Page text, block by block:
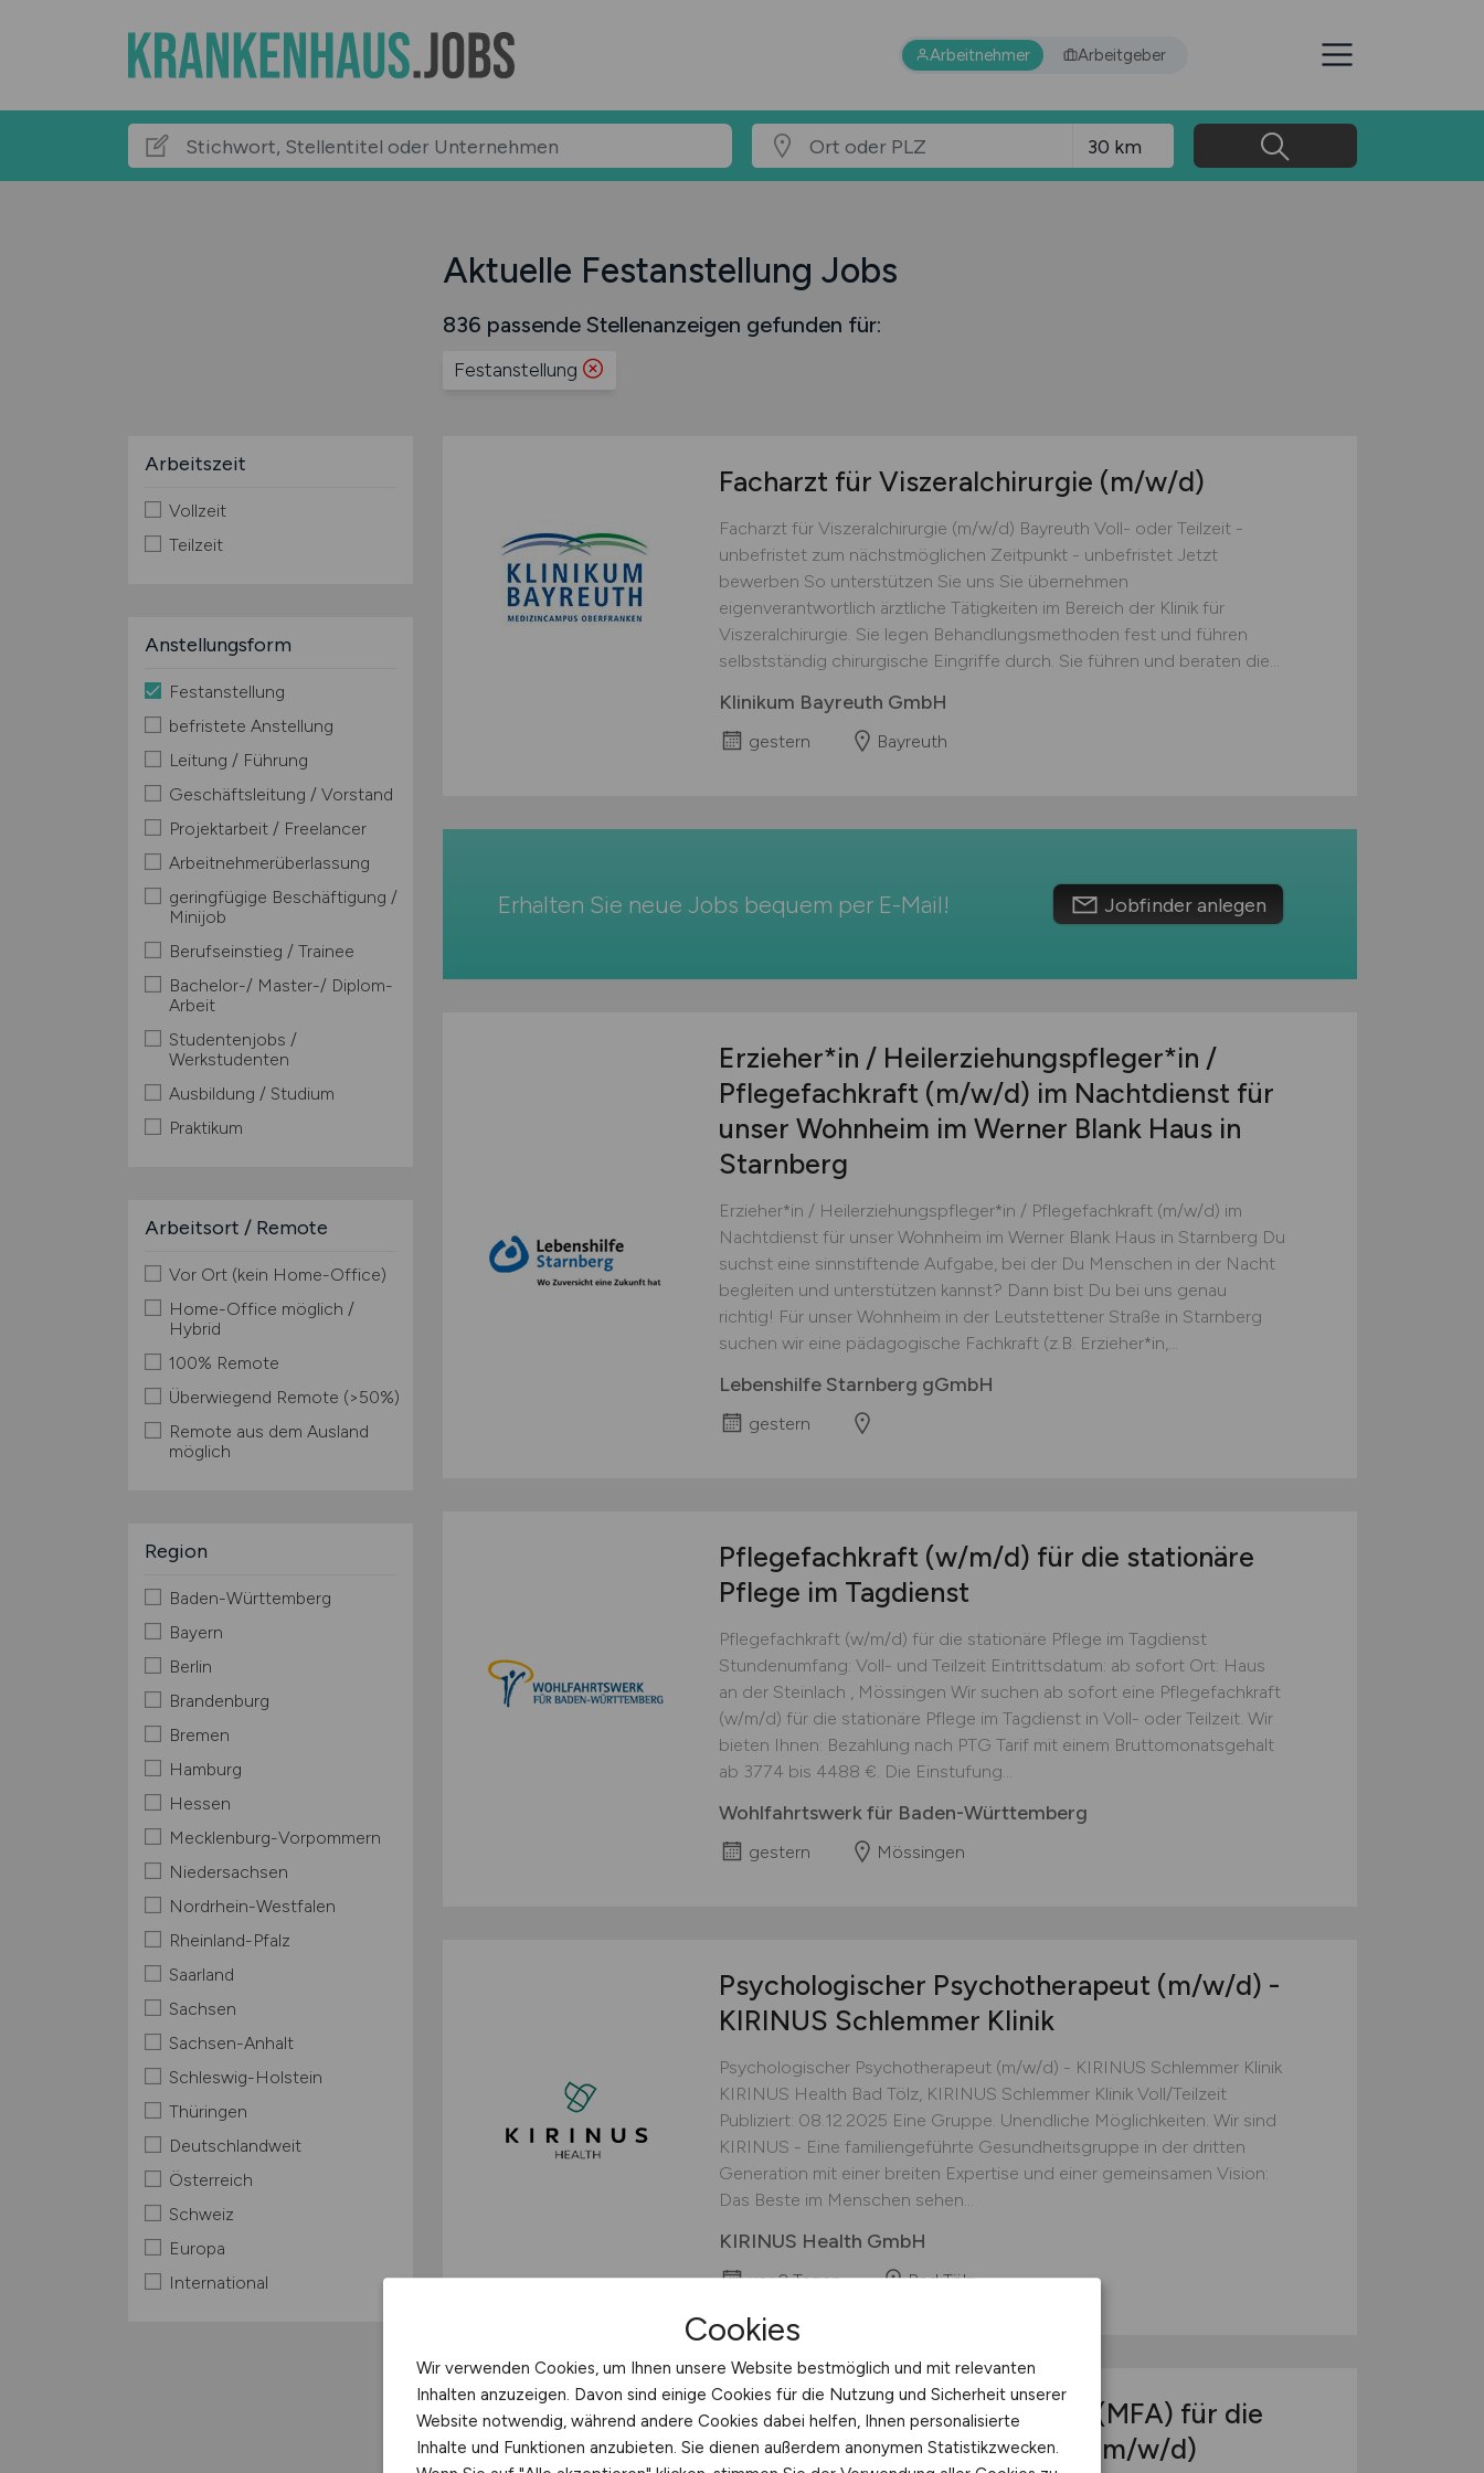
Arbeitnehmer Arbeitgeber
Aktuelle Festanstellung Jobs
836 passende Stellenanzeigen gefunden für:
Festanstellung
Arbeitszeit
Vollzeit
Teilzeit
Anstellungsform
Festanstellung
befristete Anstellung
Leitung / Führung
Geschäftsleitung / Vorstand
Projektarbeit / Freelancer
Arbeitnehmerüberlassung
geringfügige Beschäftigung /
Minijob
Berufseinstieg / Trainee
Bachelor-/ Master-/ Diplom-
Arbeit
Studentenjobs /
Werkstudenten
Ausbildung / Studium
Praktikum
Arbeitsort / Remote
Vor Ort (kein Home-Office)
Home-Office möglich /
Hybrid
100% Remote
Überwiegend Remote (>50%)
Remote aus dem Ausland
möglich
Region
Baden-Württemberg
Bayern
Berlin
Brandenburg
Bremen
Hamburg
Hessen
Mecklenburg-Vorpommern
Niedersachsen
Nordrhein-Westfalen
Rheinland-Pfalz
Saarland
Sachsen
Sachsen-Anhalt
Schleswig-Holstein
Thüringen
Deutschlandweit
Österreich
Schweiz
Europa
International
Facharzt für Viszeralchirurgie (m/w/d)
Facharzt für Viszeralchirurgie (m/w/d) Bayreuth Voll- oder Teilzeit -
unbefristet zum nächstmöglichen Zeitpunkt - unbefristet Jetzt
bewerben So unterstützen Sie uns Sie übernehmen
eigenverantwortlich ärztliche Tätigkeiten im Bereich der Klinik für
Viszeralchirurgie. Sie legen Behandlungsmethoden fest und führen
selbstständig chirurgische Eingriffe durch. Sie führen und beraten die...
Klinikum Bayreuth GmbH
gestern Bayreuth
Erhalten Sie neue Jobs bequem per E-Mail! Jobfinder anlegen
Erzieher*in / Heilerziehungspfleger*in /
Pflegefachkraft (m/w/d) im Nachtdienst für
unser Wohnheim im Werner Blank Haus in
Starnberg
Erzieher*in / Heilerziehungspfleger*in / Pflegefachkraft (m/w/d) im
Nachtdienst für unser Wohnheim im Werner Blank Haus in Starnberg Du
suchst eine sinnstiftende Aufgabe, bei der Du Menschen in der Nacht
begleiten und unterstützen kannst? Dann bist Du bei uns genau
richtig! Für unser Wohnheim in der Leutstettener Straße in Starnberg
suchen wir eine pädagogische Fachkraft (z.B. Erzieher*in,...
Lebenshilfe Starnberg gGmbH
gestern
Pflegefachkraft (w/m/d) für die stationäre
Pflege im Tagdienst
Pflegefachkraft (w/m/d) für die stationäre Pflege im Tagdienst
Stundenumfang: Voll- und Teilzeit Eintrittsdatum: ab sofort Ort: Haus
an der Steinlach , Mössingen Wir suchen ab sofort eine Pflegefachkraft
(w/m/d) für die stationäre Pflege im Tagdienst in Voll- oder Teilzeit. Wir
bieten Ihnen: Bezahlung nach PTG Tarif mit einem Bruttomonatsgehalt
ab 3774 bis 4488 €. Die Einstufung...
Wohlfahrtswerk für Baden-Württemberg
gestern Mössingen
Psychologischer Psychotherapeut (m/w/d) -
KIRINUS Schlemmer Klinik
Psychologischer Psychotherapeut (m/w/d) - KIRINUS Schlemmer Klinik
KIRINUS Health Bad Tölz, KIRINUS Schlemmer Klinik Voll/Teilzeit
Publiziert: 08.12.2025 Eine Gruppe. Unendliche Möglichkeiten. Wir sind
KIRINUS - Eine familiengeführte Gesundheitsgruppe in der dritten
Generation mit einer breiten Expertise und einer gemeinsamen Vision:
Das Beste im Menschen sehen...
KIRINUS Health GmbH
vor 2 Tagen Bad Tölz
Medizinische Fachangestellte (MFA) für die
Administrative Notaufnahme
(m/w/d)
Cookies
Wir verwenden Cookies, um Ihnen unsere Website bestmöglich und mit relevanten
Inhalten anzuzeigen. Davon sind einige Cookies für die Nutzung und Sicherheit unserer
Website notwendig, während andere Cookies dabei helfen, Ihnen personalisierte
Inhalte und Funktionen anzubieten. Sie dienen außerdem anonymen Statistikzwecken.